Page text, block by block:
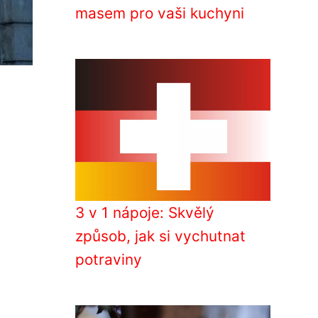
masem pro vaši kuchyni
3 v 1 nápoje: Skvělý
způsob, jak si vychutnat
potraviny